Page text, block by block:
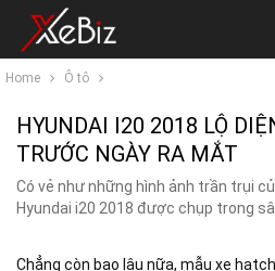
Home Ô tô
HYUNDAI I20 2018 LỘ
TRƯỚC NGÀY RA MẮT
Có vẻ như những hình ảnh trần trụi
Hyundai i20 2018 được chụp trong
Chẳng còn bao lâu nữa, mẫu xe